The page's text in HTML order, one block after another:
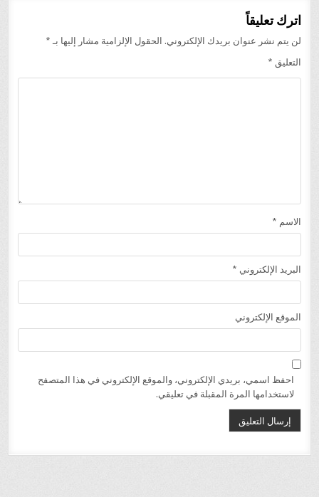
اترك تعليقاً
لن يتم نشر عنوان بريدك الإلكتروني. الحقول الإلزامية مشار إليها بـ *
التعليق *
الاسم *
البريد الإلكتروني *
الموقع الإلكتروني
احفظ اسمي، بريدي الإلكتروني، والموقع الإلكتروني في هذا المتصفح
لاستخدامها المرة المقبلة في تعليقي.